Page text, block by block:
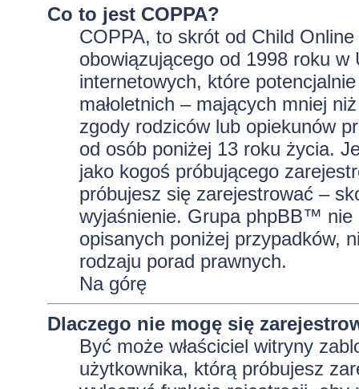
Co to jest COPPA?
COPPA, to skrót od Child
obowiązującego od 1998 roku w
internetowych, które
małoletnich – mających mniej
zgody rodziców lub opiekunów
od osób poniżej 13 roku życia.
jako kogoś próbującego
próbujesz się zarejestrować –
wyjaśnienie. Grupa phpBB™ nie
opisanych poniżej przypadków,
rodzaju porad prawnych.
Na górę
Dlaczego nie mogę się
Być może właściciel witryny
użytkownika, którą próbujesz